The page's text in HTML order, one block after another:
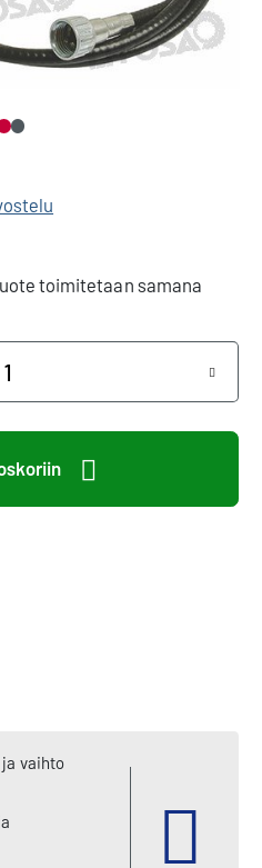
toimitetaan samana
-
vaihto